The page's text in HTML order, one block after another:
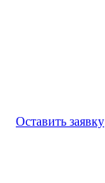
Оставить заявку